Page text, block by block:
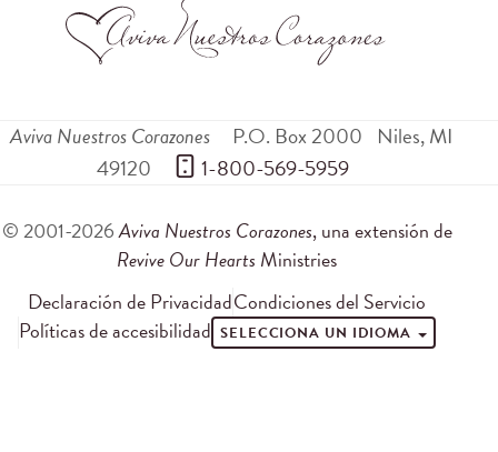
Aviva Nuestros Corazones P.O. Box 2000 Niles,MI
49120
1-800-569-5959
© 2001-2026Aviva Nuestros Corazones, una extensión de
Revive Our Hearts Ministries
Declaración de PrivacidadCondiciones del Servicio
Políticas de accesibilidad SELECCIONA UN IDIOMA